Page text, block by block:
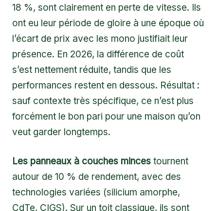
18 %, sont clairement en perte de vitesse. Ils
ont eu leur période de gloire à une époque où
l’écart de prix avec les mono justifiait leur
présence. En 2026, la différence de coût
s’est nettement réduite, tandis que les
performances restent en dessous. Résultat :
sauf contexte très spécifique, ce n’est plus
forcément le bon pari pour une maison qu’on
veut garder longtemps.
Les panneaux à couches minces tournent
autour de 10 % de rendement, avec des
technologies variées (silicium amorphe,
CdTe, CIGS). Sur un toit classique, ils sont